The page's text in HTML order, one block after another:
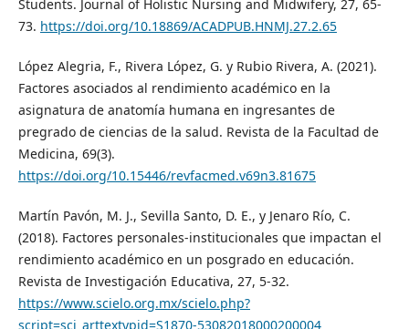
Students. Journal of Holistic Nursing and Midwifery, 27, 65-
73. https://doi.org/10.18869/ACADPUB.HNMJ.27.2.65
López Alegria, F., Rivera López, G. y Rubio Rivera, A. (2021).
Factores asociados al rendimiento académico en la
asignatura de anatomía humana en ingresantes de
pregrado de ciencias de la salud. Revista de la Facultad de
Medicina, 69(3).
https://doi.org/10.15446/revfacmed.v69n3.81675
Martín Pavón, M. J., Sevilla Santo, D. E., y Jenaro Río, C.
(2018). Factores personales-institucionales que impactan el
rendimiento académico en un posgrado en educación.
Revista de Investigación Educativa, 27, 5-32.
https://www.scielo.org.mx/scielo.php?
script=sci_arttextypid=S1870-53082018000200004